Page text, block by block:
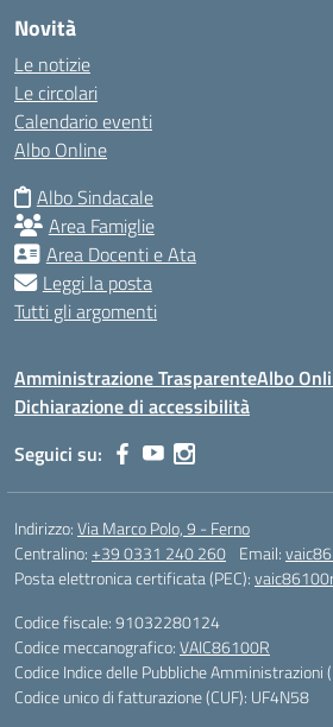
Novità
Le notizie
Le circolari
Calendario eventi
Albo Online
Albo Sindacale
Area Famiglie
Area Docenti e Ata
Leggi la posta
Tutti gli argomenti
Amministrazione TrasparenteAlbo
Dichiarazione di accessibilità
Seguici su:
Indirizzo:Via Marco Polo, 9 - Ferno
Centralino:+39 0331 240 260 Email:
Posta elettronica certificata (PEC):
Codice fiscale: 91032280124
Codice meccanografico:VAIC86100R
Codice Indice delle Pubbliche
Codice unico di fatturazione (CUF): UF4N58